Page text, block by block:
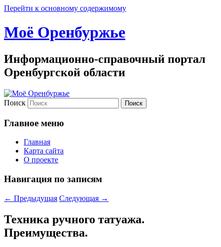
Перейти к основному содержимому
Моё Оренбуржье
Информационно-справочный портал
Оренбургской области
Поиск
Главное меню
Главная
Карта сайта
О проекте
Навигация по записям
← Предыдущая Следующая →
Техника ручного татуажа.
Преимущества.